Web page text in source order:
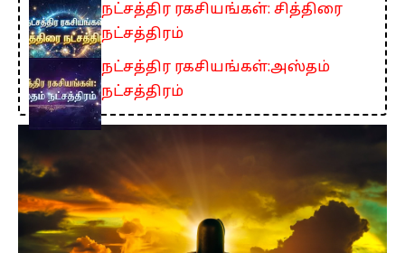
நட்சத்திர ரகசியங்கள்: சித்திரை
நட்சத்திரம்
நட்சத்திர ரகசியங்கள்:அஸ்தம்
நட்சத்திரம்